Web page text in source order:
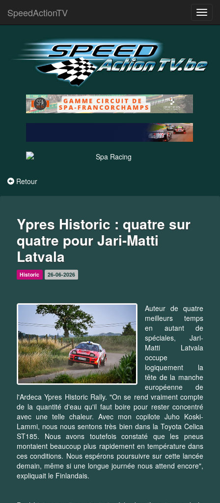
SpeedActionTV
Retour
Ypres Historic : quatre sur
quatre pour Jari-Matti
Latvala
Historic 26-06-2026
Auteur de quatre
meilleurs temps
en autant de
spéciales, Jari-
Matti Latvala
occupe
logiquement la
tête de la manche
européenne de
l'Ardeca Ypres Historic Rally. "On se rend vraiment compte
de la quantité d'eau qu'il faut boire pour rester concentré
avec une telle chaleur. Avec mon copilote Juho Koski-
Lammi, nous nous sentons très bien dans la Toyota Celica
ST185. Nous avons toutefois constaté que les pneus
montaient beaucoup plus rapidement en température dans
ces conditions. Nous espérons poursuivre sur cette lancée
demain, même si une longue journée nous attend encore",
expliquait le Finlandais.